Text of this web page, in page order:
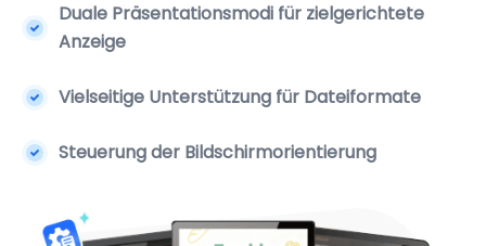
Duale Präsentationsmodi für zielgerichtete
Anzeige
Vielseitige Unterstützung für Dateiformate
Steuerung der Bildschirmorientierung